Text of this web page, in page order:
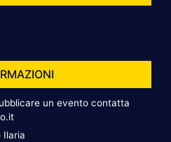
un evento contatta
Ilaria